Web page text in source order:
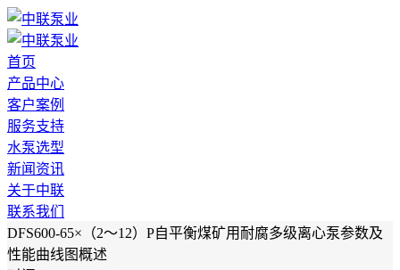
首页
产品中心
客户案例
服务支持
水泵选型
新闻资讯
关于中联
联系我们
DFS600-65×（2～12）P自平衡煤矿用耐腐多级离心泵参数及
性能曲线图概述